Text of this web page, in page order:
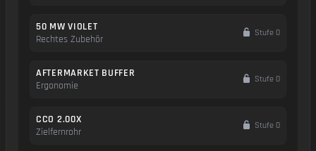
50 MW VIOLET
Rechtes Zubehör
Stufe 0
AFTERMARKET BUFFER
Ergonomie
Stufe 0
CCO 2.00X
Zielfernrohr
Stufe 0